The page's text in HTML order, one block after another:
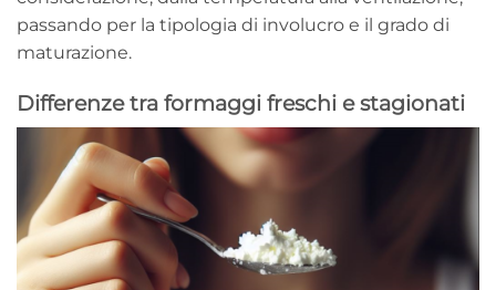
passando per la tipologia di involucro e il grado di
maturazione.
Differenze tra formaggi freschi e stagionati